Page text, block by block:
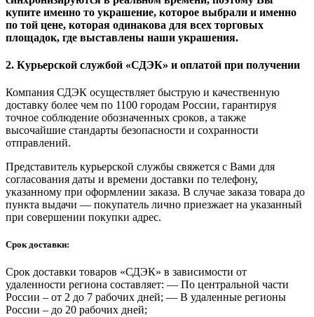
купите именно то украшение, которое выбрали и именно
по той цене, которая одинакова для всех торговых
площадок, где выставлены наши украшения.
2. Курьерской службой «СДЭК» и оплатой при получении
Компания СДЭК осуществляет быструю и качественную
доставку более чем по 1100 городам России, гарантируя
точное соблюдение обозначенных сроков, а также
высочайшие стандарты безопасности и сохранности
отправлений.
Представитель курьерской службы свяжется с Вами для
согласования даты и времени доставки по телефону,
указанному при оформлении заказа. В случае заказа товара до
пункта выдачи — покупатель лично приезжает на указанный
при совершении покупки адрес.
Срок доставки:
Срок доставки товаров «СДЭК» в зависимости от
удаленности региона составляет: — По центральной части
России – от 2 до 7 рабочих дней; — В удаленные регионы
России – до 20 рабочих дней;